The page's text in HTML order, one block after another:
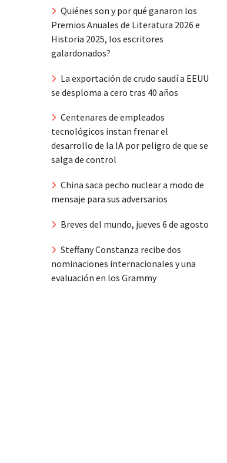
Quiénes son y por qué ganaron los
Premios Anuales de Literatura 2026 e
Historia 2025, los escritores
galardonados?
La exportación de crudo saudí a EEUU
se desploma a cero tras 40 años
Centenares de empleados
tecnológicos instan frenar el
desarrollo de la IA por peligro de que se
salga de control
China saca pecho nuclear a modo de
mensaje para sus adversarios
Breves del mundo, jueves 6 de agosto
Steffany Constanza recibe dos
nominaciones internacionales y una
evaluación en los Grammy